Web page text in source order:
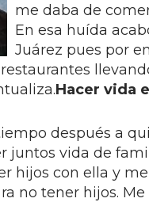
me daba de
En esa huída
Juárez pues por
Hacer vida
después a
juntos vida de
hijos con ella y
no tener hijos.